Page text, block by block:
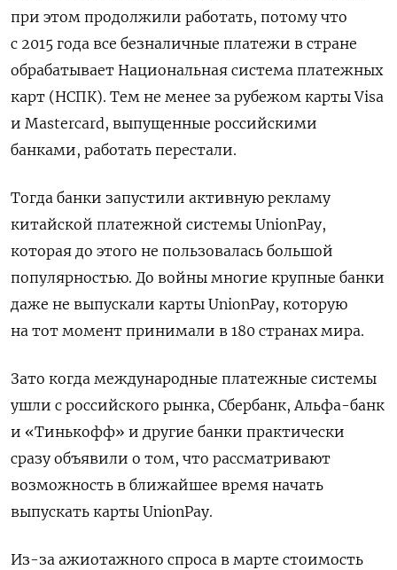
при этом продолжили работать, потому что
с 2015 года все безналичные платежи в стране
обрабатывает Национальная система платежных
карт (НСПК). Тем не менее за рубежом карты Visa
и Mastercard, выпущенные российскими
банками, работать перестали.
Тогда банки запустили активную рекламу
китайской платежной системы UnionPay,
которая до этого не пользовалась большой
популярностью. До войны многие крупные банки
даже не выпускали карты UnionPay, которую
на тот момент принимали в 180 странах мира.
Зато когда международные платежные системы
ушли с российского рынка, Сбербанк, Альфа-банк
и «Тинькофф» и другие банки практически
сразу объявили о том, что рассматривают
возможность в ближайшее время начать
выпускать карты UnionPay.
Из-за ажиотажного спроса в марте стоимость